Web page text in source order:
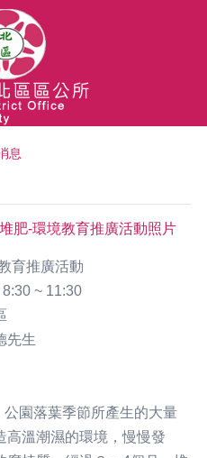
息
肥-環境教育推廣活動照片
育推廣活動
8:30 ~ 11:30
先生
園落葉季節所產生的大量
高溫潮濕的環境，慢慢發